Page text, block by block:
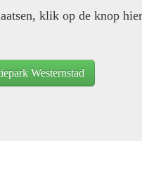
klik op de knop
Westernstad